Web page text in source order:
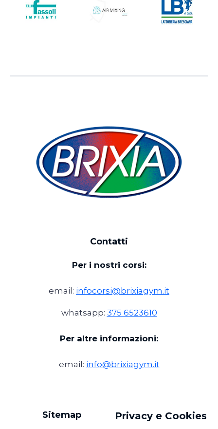
Contatti
Per i nostri corsi:
email: infocorsi@brixiagym.it
whatsapp: 375 6523610
Per altre informazioni:
email: info@brixiagym.it
Sitemap
Privacy e Cookies